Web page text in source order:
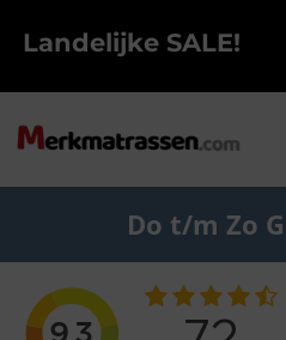
Landelijke SALE!
Do t/m Zo